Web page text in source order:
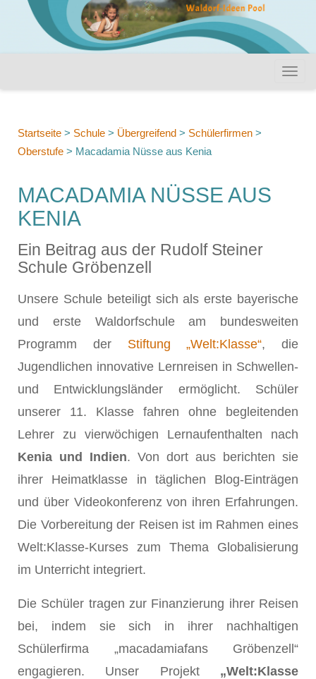
Startseite > Schule > Übergreifend > Schülerfirmen >
Oberstufe > Macadamia Nüsse aus Kenia
MACADAMIA NÜSSE AUS
KENIA
Ein Beitrag aus der Rudolf Steiner
Schule Gröbenzell
Unsere Schule beteiligt sich als erste bayerische
und erste Waldorfschule am bundesweiten
Programm der Stiftung „Welt:Klasse“, die
Jugendlichen innovative Lernreisen in Schwellen-
und Entwicklungsländer ermöglicht. Schüler
unserer 11. Klasse fahren ohne begleitenden
Lehrer zu vierwöchigen Lernaufenthalten nach
Kenia und Indien. Von dort aus berichten sie
ihrer Heimatklasse in täglichen Blog-Einträgen
und über Videokonferenz von ihren Erfahrungen.
Die Vorbereitung der Reisen ist im Rahmen eines
Welt:Klasse-Kurses zum Thema Globalisierung
im Unterricht integriert.
Die Schüler tragen zur Finanzierung ihrer Reisen
bei, indem sie sich in ihrer nachhaltigen
Schülerfirma „macadamiafans Gröbenzell“
engagieren. Unser Projekt „Welt:Klasse